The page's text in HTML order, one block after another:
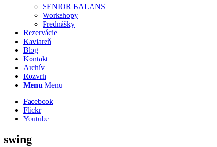
SENIOR BALANS
Workshopy
Prednášky
Rezervácie
Kaviareň
Blog
Kontakt
Archív
Rozvrh
Menu Menu
Facebook
Flickr
Youtube
swing